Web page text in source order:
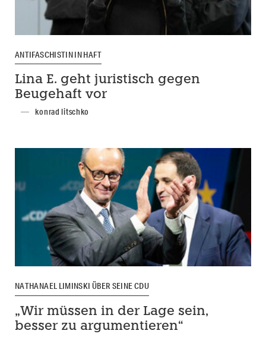
ANTIFASCHISTIN IN HAFT
Lina E. geht juristisch gegen
Beugehaft vor
konrad litschko
NATHANAEL LIMINSKI ÜBER SEINE CDU
„Wir müssen in der Lage sein,
besser zu argumentieren“